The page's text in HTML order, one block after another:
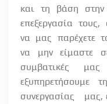
και τη βάση στην
επεξεργασία τους,
να μας παρέχετε
να
μην είμαστε
συμβατικές
μας
εξυπηρετήσουμε
συνεργασίας
μας,